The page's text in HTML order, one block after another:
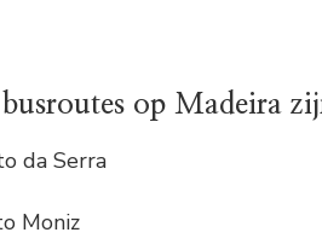
op Madeira
da Serra
Moniz